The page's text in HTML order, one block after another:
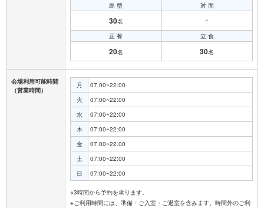
島 型
30名
対 面
－
正 餐
20名
立 食
30名
会場利用可能時間
（営業時間）
月
07:00~22:00
火
07:00~22:00
水
07:00~22:00
木
07:00~22:00
金
07:00~22:00
土
07:00~22:00
日
07:00~22:00
※3時間から予約を承ります。
※ご利用時間には、準備・ご入室・ご退室を含みます。時間外のご利